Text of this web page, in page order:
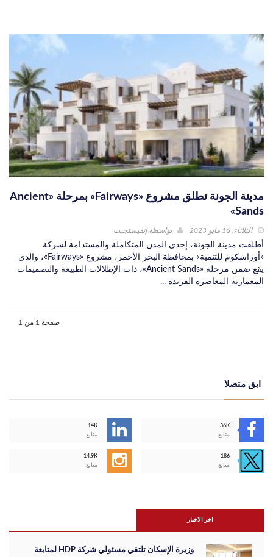
مدينة الجونة تطلق مشروع «Fairways» بمرحلة «Ancient
Sands»
الثلاثاء, 16 مايو 2023 بواسطةإنفيستجيت
أطلقت مدينة الجونة، إحدى المدن المتكاملة والمستدامة لشركة
«أوراسكوم للتنمية» بمحافظة البحر الأحمر، مشروع «Fairways»، والذي
يقع ضمن مرحلة «Ancient Sands»، ذات الإطلالات الطبيعة والتصميمات
المعمارية المعاصرة الفريدة ...
صفحة 1 من 1
ابق متصلا
14K
متابع
36K
متابع
14,9K
متابع
186
متابع
اخر الاخبار
وزيرة الإسكان تلتقي مسئولي شركة HDP لمتابعة